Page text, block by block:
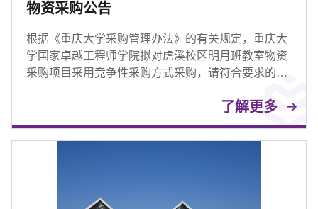
物资采购公告
根据《重庆大学采购管理办法》的有关规定，重庆大
学国家卓越工程师学院拟对虎溪校区明月班教室物资
采购项目采用竞争性采购方式采购，请符合要求的投
了解更多